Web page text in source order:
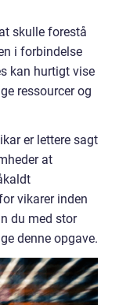
skulle forestå
i forbindelse
kan hurtigt vise
ressourcer og
er lettere sagt
at
vikarer inden
du med stor
denne opgave.